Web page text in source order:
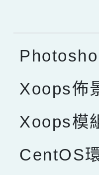
Xoops佈
Xoops模
CentOS